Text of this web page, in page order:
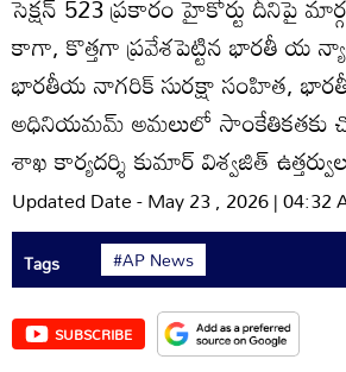
కాగా, కొత్తగా ప్రవేశపెట్టిన భారతీ య
భారతీయ నాగరిక్‌ సురక్షా సంహిత,
అధినియమమ్‌ అమలులో సాంకేతికతకు
శాఖ కార్యదర్శి కుమార్‌ విశ్వజిత్‌
Updated Date - May 23 , 2026 | 04:32
Tags #AP News
SUBSCRIBE